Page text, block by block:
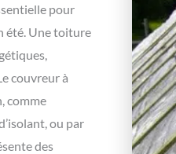
pour
été. Une toiture
couvreur à
comme
ou par
des